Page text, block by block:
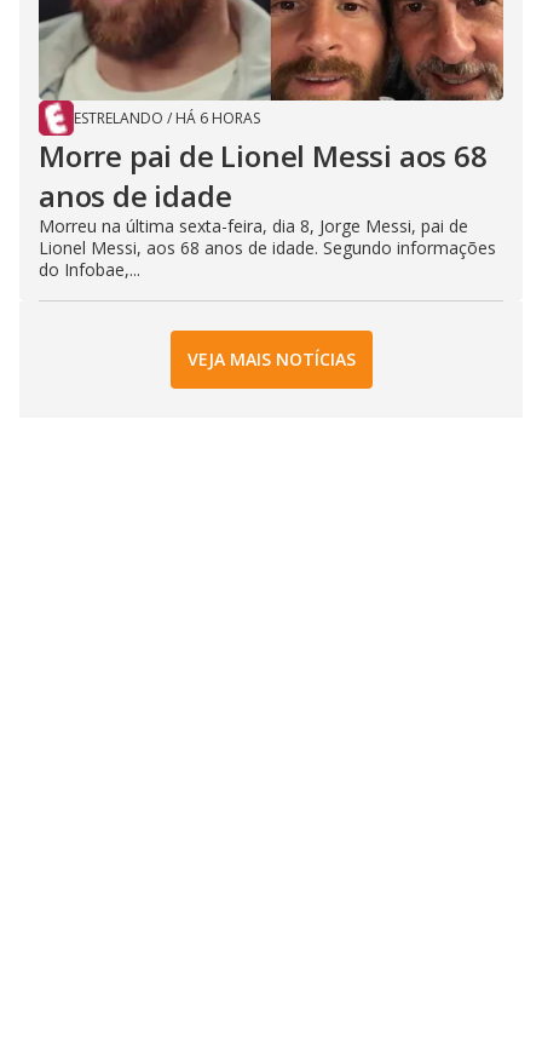
ESTRELANDO / HÁ 6 HORAS
Morre pai de Lionel Messi aos 68
anos de idade
Morreu na última sexta-feira, dia 8, Jorge Messi, pai de
Lionel Messi, aos 68 anos de idade. Segundo informações
do Infobae,...
VEJA MAIS NOTÍCIAS